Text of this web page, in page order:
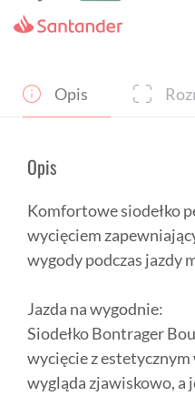
Opis
Opis
Komfortowe siodełko
wycięciem
wygody podczas jazdy
Jazda na wygodnie:
Siodełko Bontrager
wycięcie z
wygląda zjawiskowo, a